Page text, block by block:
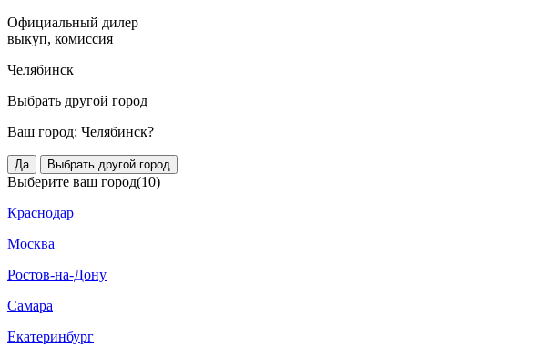
Официальный дилер
выкуп, комиссия
Челябинск
Выбрать другой город
Ваш город: Челябинск?
Да Выбрать другой город
Выберите ваш город(10)
Краснодар
Москва
Ростов-на-Дону
Самара
Екатеринбург